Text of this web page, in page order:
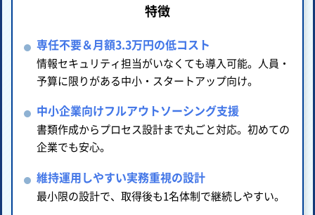
特徴
専任不要＆月額3.3万円の低コスト
情報セキュリティ担当がいなくても導入可能。人員・
予算に限りがある中小・スタートアップ向け。
中小企業向けフルアウトソーシング支援
書類作成からプロセス設計まで丸ごと対応。初めての
企業でも安心。
維持運用しやすい実務重視の設計
最小限の設計で、取得後も1名体制で継続しやすい。